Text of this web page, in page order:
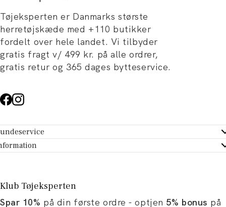
Tøjeksperten er Danmarks største
herretøjskæde med +110 butikker
fordelt over hele landet. Vi tilbyder
gratis fragt v/ 499 kr. på alle ordrer,
gratis retur og 365 dages bytteservice.
- Hjælpecenter
dit køb
Tøjeksperten
og artikler
Klub Tøjeksperten
Spar 10% på din første ordre - optjen 5% bonus på